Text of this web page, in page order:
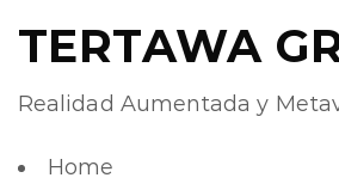
TERTAWA
Realidad Aumentada y
Home